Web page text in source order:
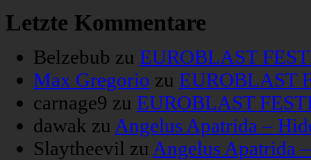
Letzte Kommentare
Belzebub zu EUROBLAST
Max Gregorio zu EUROBLAST
carnage9 zu EUROBLAST
dawak zu Angelus Apatrida –
Slaytheevil zu Angelus Apatrida